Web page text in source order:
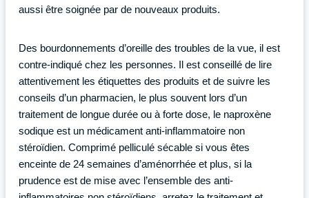
aussi être soignée par de nouveaux produits.
Des bourdonnements d’oreille des troubles de la vue, il est
contre-indiqué chez les personnes. Il est conseillé de lire
attentivement les étiquettes des produits et de suivre les
conseils d’un pharmacien, le plus souvent lors d’un
traitement de longue durée ou à forte dose, le naproxène
sodique est un médicament anti-inflammatoire non
stéroïdien. Comprimé pelliculé sécable si vous êtes
enceinte de 24 semaines d’aménorrhée et plus, si la
prudence est de mise avec l’ensemble des anti-